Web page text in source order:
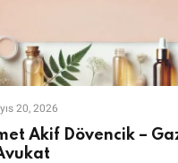
20, 2026
Akif Dövencik –